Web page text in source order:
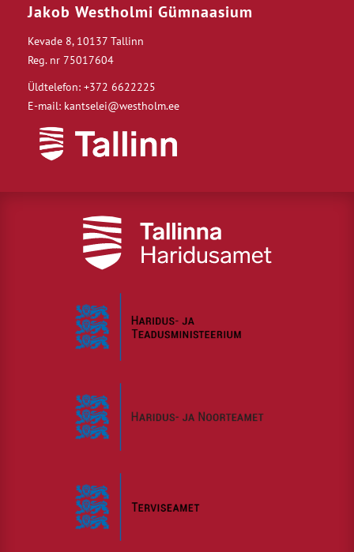
Jakob Westholmi Gümnaasium
Kevade 8, 10137 Tallinn
Reg. nr 75017604
Üldtelefon: +372 6622225
E-mail: kantselei@westholm.ee